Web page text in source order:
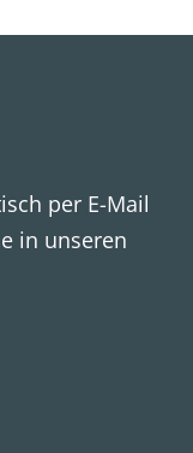
per E-Mail
in unseren